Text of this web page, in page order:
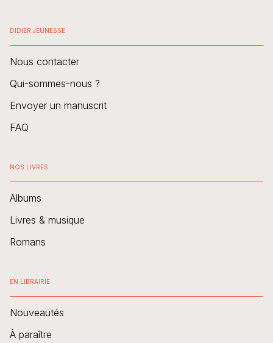
DIDIER JEUNESSE
Nous contacter
Qui-sommes-nous ?
Envoyer un manuscrit
FAQ
NOS LIVRES
Albums
Livres & musique
Romans
EN LIBRAIRIE
Nouveautés
À paraître